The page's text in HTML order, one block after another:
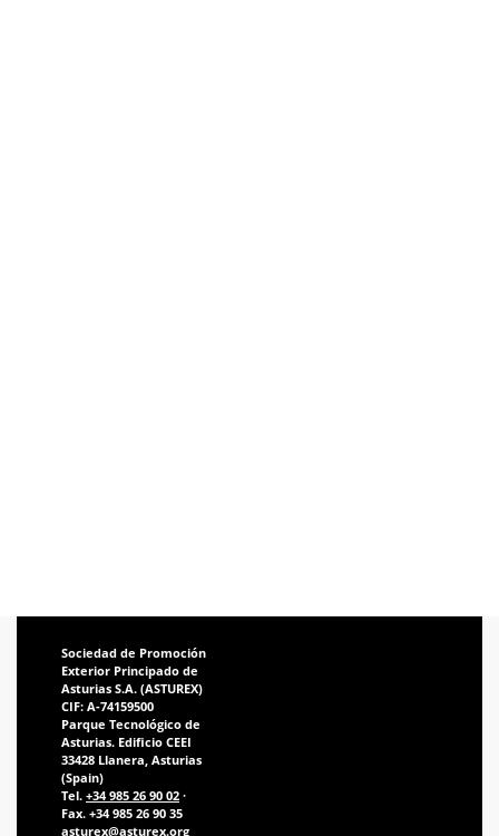
Sociedad de Promoción
Exterior Principado de
Asturias S.A. (ASTUREX)
CIF: A-74159500
Parque Tecnológico de
Asturias. Edificio CEEI
33428 Llanera, Asturias
(Spain)
Tel. +34 985 26 90 02 ·
Fax. +34 985 26 90 35
asturex@asturex.org